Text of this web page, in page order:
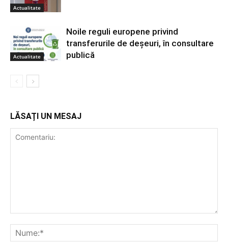
Actualitate
Actualitate
Noile reguli europene privind
transferurile de deșeuri, în consultare
publică
LĂSAȚI UN MESAJ